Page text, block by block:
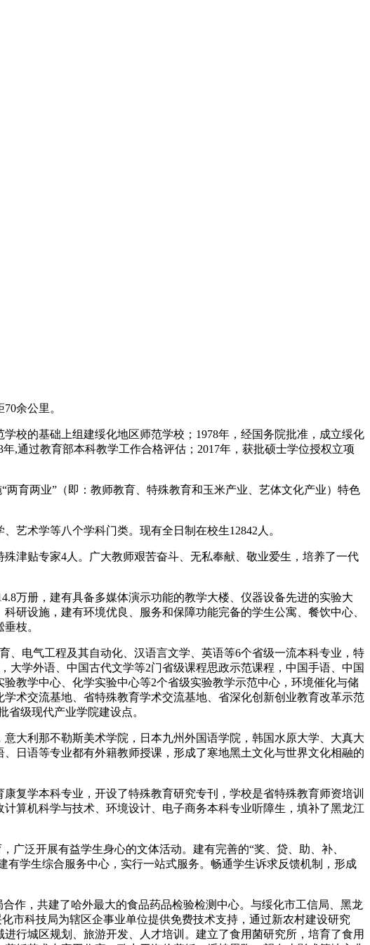
余公里。
校的基础上组建绥化地区师范学校；1978年，经国务院批准，成立绥化
,通过教育部本科教学工作合格评估；2017年，获批硕士学位授权立项
育两业”（即：教师教育、特殊教育和玉米产业、艺体文化产业）特色
艺术学等八个学科门类。现有全日制在校生12842人。
津贴专家4人。广大教师艰苦奋斗、无私奉献、敬业爱生，培养了一代
万册，建有具备多媒体演示功能的教学大楼、仪器设备先进的实验大
研设施，建有环境优良、服务和保障功能完备的学生公寓、餐饮中心、
枝。
电气工程及其自动化、汉语言文学、英语等6个省级一流本科专业，特
学外语、中国古代文学等2门省级课程思政示范课程，中国手语、中国
教学中心、化学实验中心等2个省级实验教学示范中心，环境催化与储
术交流基地、省特殊教育学术交流基地、省深化创新创业教育改革示范
省级现代产业学院建设点。
大利那不勒斯美术学院，日本九州外国语学院，韩国水原大学、大真大
日语等专业都有外籍教师授课，形成了寒地黑土文化与世界文化相融的
复学本科专业，开设了特殊教育研究专刊，学校是省特殊教育师资培训
算机科学与技术、环境设计、电子商务本科专业听障生，填补了黑龙江
广泛开展有益学生身心的文体活动。建有完善的“奖、贷、助、补、
学生综合服务中心，实行一站式服务。畅通学生诉求反馈机制，形成
作，共建了哈外最大的食品药品检验检测中心。与绥化市工信局、黑龙
市科技局为辖区企事业单位提供免费技术支持，通过新农村建设研究
行城区规划、旅游开发、人才培训。建立了食用菌研究所，培育了食用